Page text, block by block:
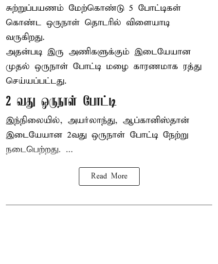
சுற்றுப்பயணம் மேற்கொண்டு 5 போட்டிகள்
கொண்ட ஒருநாள் தொடரில் விளையாடி
வருகிறது.
அதன்படி இரு அணிகளுக்கும் இடையேயான
முதல் ஒருநாள் போட்டி மழை காரணமாக ரத்து
செய்யப்பட்டது.
2 வது ஒருநாள் போட்டி
இந்நிலையில், அயர்லாந்து, ஆப்கானிஸ்தான்
இடையேயான 2வது ஒருநாள் போட்டி நேற்று
நடைபெற்றது. ...
Read More